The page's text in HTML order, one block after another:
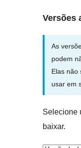
Versões
As
podem
Elas não
usar em
Selecione
baixar.